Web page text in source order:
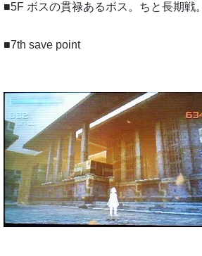
■5F ボスの貫禄あるボス。ちと長期戦。
■7th save point